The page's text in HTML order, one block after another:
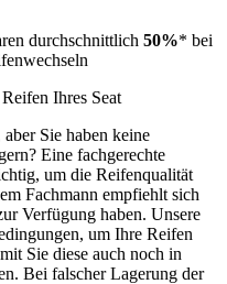
durchschnittlich 50%* bei
Ihres Seat
Sie haben keine
Eine fachgerechte
um die Reifenqualität
Fachmann empfiehlt sich
Verfügung haben. Unsere
um Ihre Reifen
Sie diese auch noch in
Bei falscher Lagerung der